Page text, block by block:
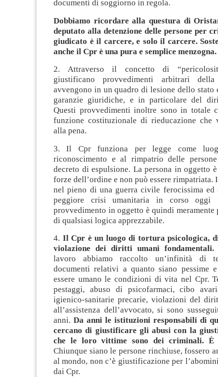
documenti di soggiorno in regola.
Dobbiamo ricordare alla questura di
deputato alla detenzione delle persone per
giudicato è il carcere, e solo il carcere.
anche il Cpr è una pura e semplice menzogna.
2. Attraverso il concetto di
giustificano provvedimenti arbitrari
avvengono in un quadro di lesione dello
garanzie giuridiche, e in particolare del
Questi provvedimenti inoltre sono in totale
funzione costituzionale di rieducazione che
alla pena.
3. Il Cpr funziona per legge come
riconoscimento e al rimpatrio delle
decreto di espulsione. La persona in oggetto
forze dell’ordine e non può essere rimpatriata.
nel pieno di una guerra civile ferocissima
peggiore crisi umanitaria in corso oggi
provvedimento in oggetto è quindi
di qualsiasi logica apprezzabile.
4. Il Cpr è un luogo di tortura psicologica,
violazione dei diritti umani
lavoro abbiamo raccolto un’infinità di
documenti relativi a quanto siano pessime
essere umano le condizioni di vita nel Cpr.
pestaggi, abuso di psicofarmaci, cibo
igienico-sanitarie precarie, violazioni del
all’assistenza dell’avvocato, si sono
anni. Da anni le istituzioni responsabili di
cercano di giustificare gli abusi con la
che le loro vittime sono dei criminali.
Chiunque siano le persone rinchiuse, fossero
al mondo, non c’è giustificazione per
dai Cpr.